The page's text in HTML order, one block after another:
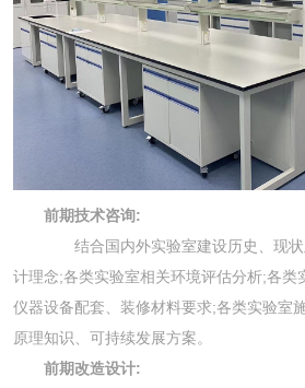
前期技术咨询:
结合国内外实验室建设历史、现状
计理念;各类实验室相关环境评估分析;各类
仪器设备配套、装修材料要求;各类实验室
原理知识、可持续发展方案。
前期改造设计: